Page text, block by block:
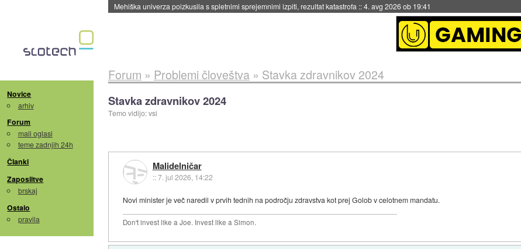
Evropska vesoljska agencija razvija svojo raketo za večkratno uporabo::4. avg 2026 ob 19:41
Novice
arhiv
Forum
mali oglasi
teme zadnjih 24h
Članki
Zaposlitve
brskaj
Ostalo
pravila
Forum » Problemi človeštva» Stavka zdravnikov 2024
Stavka zdravnikov 2024
Temo vidijo: vsi
Malidelničar
::7. jul 2026, 14:22
Novi minister je več naredil v prvih tednih na področju zdravstva kot prej Golob v celotnem mandatu.
Don't invest like a Joe. Invest like a Simon.